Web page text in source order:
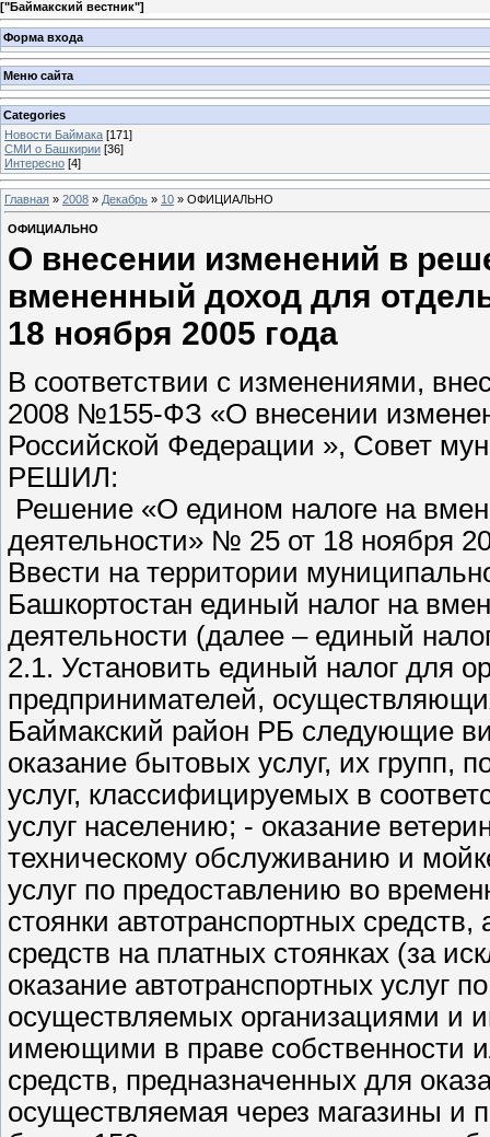
["Баймакский вестник"]
Форма входа
Меню сайта
Categories
Новости Баймака [171]
СМИ о Башкирии [36]
Интересно [4]
Главная » 2008 » Декабрь » 10 » ОФИЦИАЛЬНО
ОФИЦИАЛЬНО
О внесении изменений в
вмененный доход для
18 ноября 2005 года
В соответствии с изменениями,
2008 №155-ФЗ «О внесении
Российской Федерации », Совет
РЕШИЛ:
Решение «О едином налоге на вмененный доход для отдельных видов деятельности» № 25 от 18 ноября 2005 года изложить в новой редакции: 1. Ввести на территории муниципального района Баймакский район Республики Башкортостан единый налог на вмененный доход для отдельных видов деятельности (далее – единый налог), установленный Налоговым кодексом РФ. 2.1. Установить единый налог для организаций и индивидуальных предпринимателей, осуществляющих на территории муниципального района Баймакский район РБ следующие виды предпринимательской деятельности: - оказание бытовых услуг, их групп, подгрупп, видов и (или) отдельных бытовых услуг, классифицируемых в соответствии с Общероссийским классификатором услуг населению; - оказание ветеринарных услуг; - оказание услуг по ремонту, техническому обслуживанию и мойке автотранспортных средств; - оказание услуг по предоставлению во временное владение (пользование) мест для стоянки автотранспортных средств, а также по хранению автотранспортных средств на платных стоянках (за исключением штрафных автостоянок); - оказание автотранспортных услуг по перевозке пассажиров и грузов, осуществляемых организациями и индивидуальными предпринимателями, имеющими в праве собственности или ином праве не более 20 транспортных средств, предназначенных для оказания таких услуг; - розничная торговля, осуществляемая через магазины и павильоны с площадью торгового зала не более 150 кв. метров по каждому объекту организации торговли. Для целей настоящего решения розничная торговля, осуществляемая через магазины и павильоны с площадью торгового зала более 150 кв. метров по каждому объекту организации торговли, признается видом предпринимательской деятельности, в отношении которого единый налог не применяется; - розничная торговля, осуществляемая через объекты стационарной торговой сети, не имеющей торговых залов, а также объекты нестационарной торговой сети; - оказание услуг общественного питания, осуществляемых через объекты организации общественного питания с площадью зала обслуживания посетителей не более 150 кв. метров по каждому объекту организации общественного питания. Для целей настоящего решения оказание услуг общественного питания, осуществляемых через объекты организации общественного питания с площадью зала обслуживания посетителей более 150 кв. метров по каждому объекту организации общественного питания, признается видом предпринимательской деятельности, в отношении которого единый налог не применяется; - оказание услуг общественного питания, осуществляемых через объекты организации общественного питания, не имеющие зала обслуживания посетителей; - распространение наружной рекламы с использованием рекламных конструкций; - размещение рекламы на транспортных средствах; - оказание услуг по временному размещению и проживанию организациями и предпринимателями, использующими в каждом объекте предоставления данных услуг общую площадь помещений для временного размещения и проживания не более 500 кв. метров; - оказание услуг по передаче во временное владение и (или) в пользование торговых мест, расположенных в объектах стационарной торговой сети, не имеющих торговых залов, объектов нестационарной торговой сети, а также объектов организации общественного питания, не имеющих зала обслуживания посетителей - оказание услуг по передаче во временное владение и (или) в пользование земельных участков для размещения объектов стационарной и нестационарной торговой сети, а также объектов организации общественного питания. 2.2. На уплату единого налога не переводятся: - организации и индивидуальные предприниматели, среднесписочная численность работников которых за предшествующий календарный год, определяемая в порядке, устанавливаемом федеральным органом исполнительной власти, уполномоченным в области статистики, превышает 100 человек; - организации, в которых доля участия других организаций составляет более 25 процентов. Указанное ограничение не распространяется на организации, уставный капитал которых полностью состоит из вкладов общественных организаций инвалидов, если среднесписочная численность инвалидов среди их работников составляет не менее 50 процентов, а их доля в фонде оплаты труда - не менее 25 процентов, на организации потребительской кооперации, осуществляющие свою деятельность в соответствии с Законом РФ от 19 июня 1992 года N 3085- 1 «О потребительской кооперации (потребительских обществах, их союзах) в Российской Федерации », а также на хозяйственные общества, единственными учредителями которых являются потребительские общества и их союзы, осуществляющие свою деятельность в соответствии с указанным Законом; - индивидуальные предприниматели, перешедшие в соответствии с главой 26.2 Налогового Кодекса на упрощенную систему налогообложения на основе патента по видам предпринимательской деятельности, которые по решению представительного органа власти муниципального района переведены на систему налогообложения в виде